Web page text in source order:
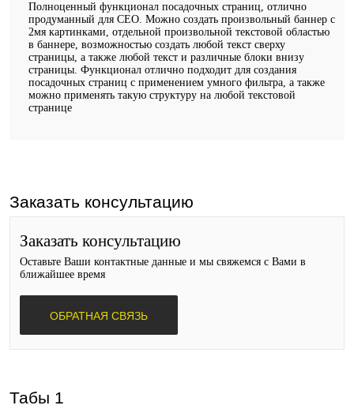
Полноценный функционал посадочных страниц, отлично
продуманный для СЕО. Можно создать произвольный баннер с
2мя картинками, отдельной произвольной текстовой областью
в баннере, возможностью создать любой текст сверху
страницы, а также любой текст и различные блоки внизу
страницы. Функционал отлично подходит для создания
посадочных страниц с применением умного фильтра, а также
можно применять такую структуру на любой текстовой
странице
Заказать консультацию
Заказать консультацию
Оставьте Ваши контактные данные и мы свяжемся с Вами в
ближайшее время
ОБРАТНАЯ СВЯЗЬ
Табы 1